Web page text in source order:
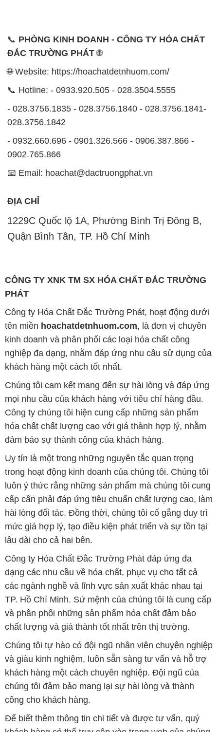
📞 PHÒNG KINH DOANH - CÔNG TY HÓA CHẤT
ĐẮC TRƯỜNG PHÁT🌐
🌐 Website: https://hoachatdetnhuom.com/
📞 Hotline: - 0933.920.505 - 028.3504.5555
- 028.3756.1835 - 028.3756.1840 - 028.3756.1841-
028.3756.1842
- 0932.660.696 - 0901.326.566 - 0906.387.866 -
0902.765.866
📧 Email: hoachat@dactruongphat.vn
ĐỊA CHỈ
1229C Quốc lộ 1A, Phường Bình Trị Đông B,
Quận Bình Tân, TP. Hồ Chí Minh
CÔNG TY XNK TM SX HÓA CHẤT ĐẮC TRƯỜNG
PHÁT
Công ty Hóa Chất Đắc Trường Phát, hoạt động dưới
tên miền hoachatdetnhuom.com, là đơn vị chuyên
kinh doanh và phân phối các loại hóa chất công
nghiệp đa dạng, nhằm đáp ứng nhu cầu sử dụng của
khách hàng một cách tốt nhất.
Chúng tôi cam kết mang đến sự hài lòng và đáp ứng
mọi nhu cầu của khách hàng với tiêu chí hàng đầu.
Công ty chúng tôi hiện cung cấp những sản phẩm
hóa chất chất lượng cao với giá thành hợp lý, nhằm
đảm bảo sự thành công của khách hàng.
Uy tín là một trong những nguyên tắc quan trọng
trong hoạt động kinh doanh của chúng tôi. Chúng tôi
luôn ý thức rằng những sản phẩm mà chúng tôi cung
cấp cần phải đáp ứng tiêu chuẩn chất lượng cao, làm
hài lòng đối tác. Đồng thời, chúng tôi cố gắng duy trì
mức giá hợp lý, tạo điều kiện phát triển và sự tồn tại
lâu dài cho cả hai bên.
Công ty Hóa Chất Đắc Trường Phát đáp ứng đa
dạng các nhu cầu về hóa chất, phục vụ cho tất cả
các ngành nghề và lĩnh vực sản xuất khác nhau tại
TP. Hồ Chí Minh. Sứ mệnh của chúng tôi là cung cấp
và phân phối những sản phẩm hóa chất đảm bảo
chất lượng và giá thành tốt nhất trên thị trường.
Chúng tôi tự hào có đội ngũ nhân viên chuyên nghiệp
và giàu kinh nghiệm, luôn sẵn sàng tư vấn và hỗ trợ
khách hàng một cách chuyên nghiệp. Đội ngũ của
chúng tôi đảm bảo mang lại sự hài lòng và thành
công cho khách hàng.
Để biết thêm thông tin chi tiết và được tư vấn, quý